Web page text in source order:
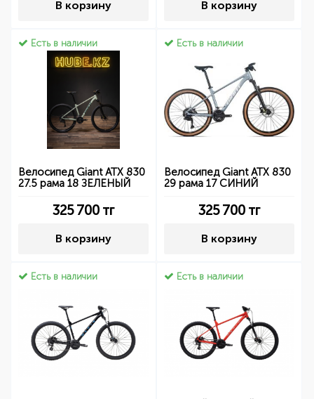
В корзину В корзину
Есть в наличии
Велосипед Giant ATX 830
27.5 рама 18 ЗЕЛЕНЫЙ
325 700 тг
В корзину
Есть в наличии
Велосипед Giant ATX 830
29 рама 17 СИНИЙ
325 700 тг
В корзину
Есть в наличии Есть в наличии